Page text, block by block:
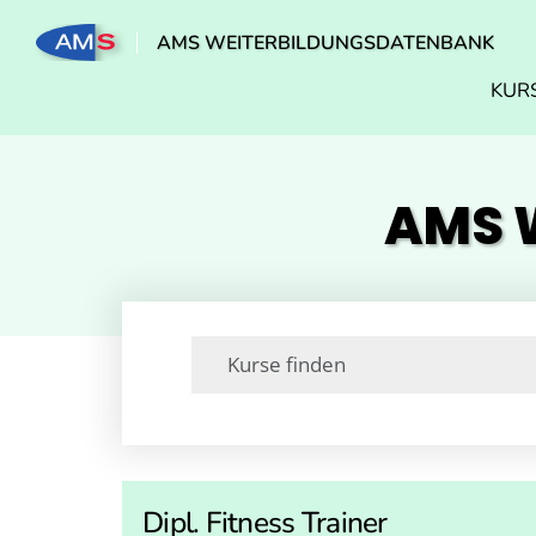
AMS WEITERBILDUNGSDATENBANK
AMS
Dipl. Fitness Trainer